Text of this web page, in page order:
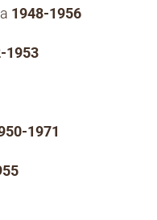
1948-1956
1953
1971